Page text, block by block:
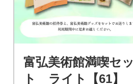
富弘美術館満喫セッ
ト ライト【61】